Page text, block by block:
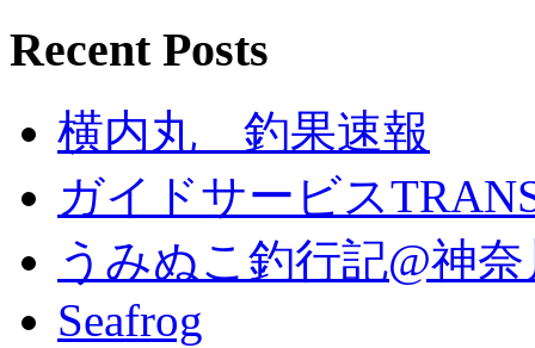
Recent Posts
横内丸 釣果速報
ガイドサービス
うみぬこ釣行記@神
Seafrog